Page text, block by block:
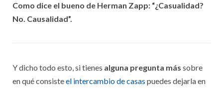
Como dice el bueno de Herman Zapp: “¿Casualidad?
No. Causalidad”.
Y dicho todo esto, si tienes alguna pregunta más sobre
en qué consisteel intercambio de casas puedes dejarla en